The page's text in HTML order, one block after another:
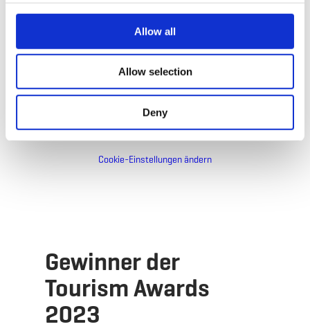
Allow all
Allow selection
Deny
Entstehungsgeschic
hte
Bitte stellen Sie sicher, dass Ihre Cookies
aktiviert sind, falls Sie diesen Inhalt nicht sehen
können.
Cookie-Einstellungen ändern
Gewinner der
Tourism Awards
2023